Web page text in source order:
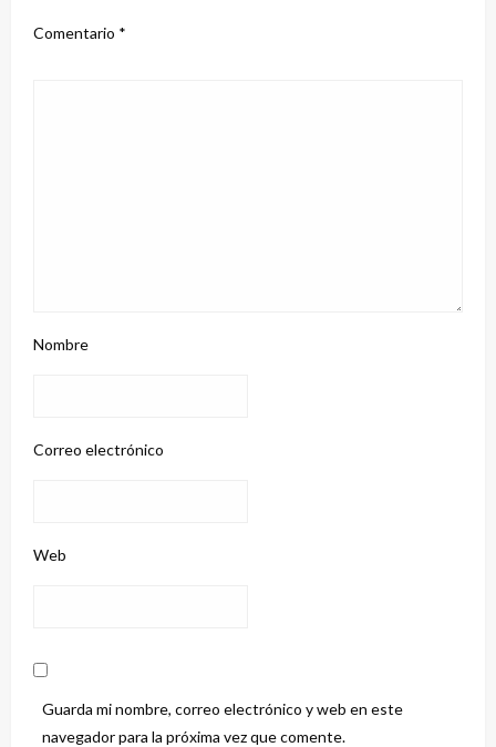
Comentario *
Nombre
Correo electrónico
Web
Guarda mi nombre, correo electrónico y web en este
navegador para la próxima vez que comente.